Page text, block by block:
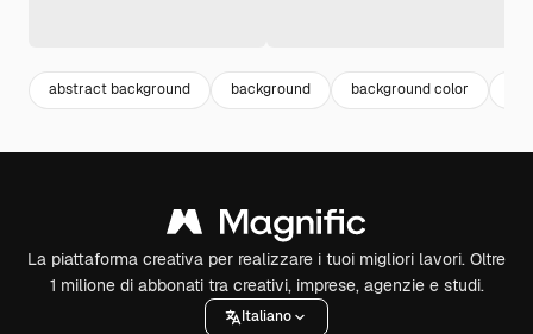
abstract background background background color
La piattaforma creativa per realizzare i tuoi migliori lavori. Oltre
1 milione di abbonati tra creativi, imprese, agenzie e studi.
Italiano